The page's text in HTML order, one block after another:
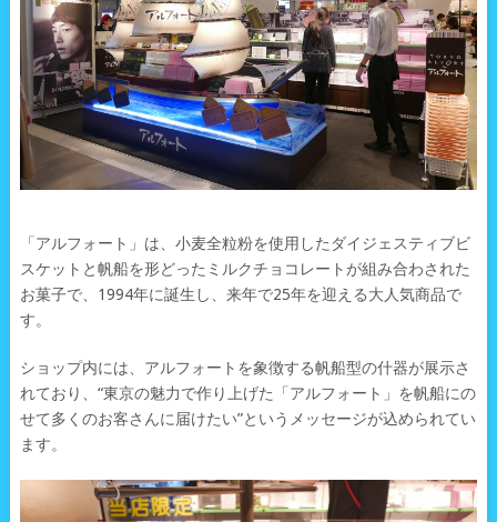
「アルフォート」は、小麦全粒粉を使用したダイジェスティブビ
スケットと帆船を形どったミルクチョコレートが組み合わされた
お菓子で、1994年に誕生し、来年で25年を迎える大人気商品で
す。
ショップ内には、アルフォートを象徴する帆船型の什器が展示さ
れており、“東京の魅力で作り上げた「アルフォート」を帆船にの
せて多くのお客さんに届けたい”というメッセージが込められてい
ます。